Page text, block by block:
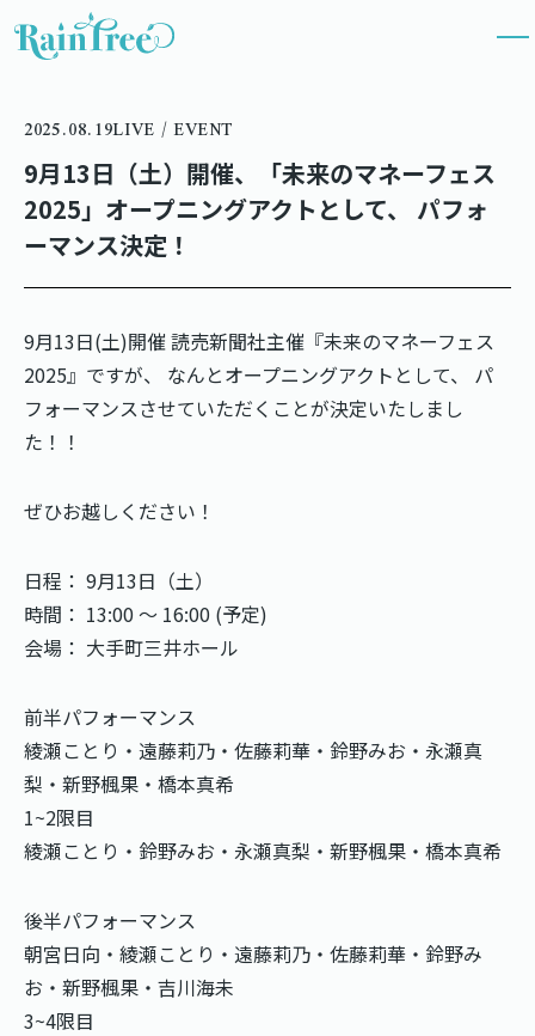
2025.08.19LIVE / EVENT
9月13日（土）開催、「未来のマネーフェス
2025」オープニングアクトとして、 パフォ
ーマンス決定！
9月13日(土)開催 読売新聞社主催『未来のマネーフェス
2025』ですが、 なんとオープニングアクトとして、 パ
フォーマンスさせていただくことが決定いたしまし
た！！
ぜひお越しください！
日程： 9月13日（土）
時間： 13:00 ～ 16:00 (予定)
会場： 大手町三井ホール
前半パフォーマンス
綾瀬ことり・遠藤莉乃・佐藤莉華・鈴野みお・永瀬真
梨・新野楓果・橋本真希
1~2限目
綾瀬ことり・鈴野みお・永瀬真梨・新野楓果・橋本真希
後半パフォーマンス
朝宮日向・綾瀬ことり・遠藤莉乃・佐藤莉華・鈴野み
お・新野楓果・吉川海未
3~4限目